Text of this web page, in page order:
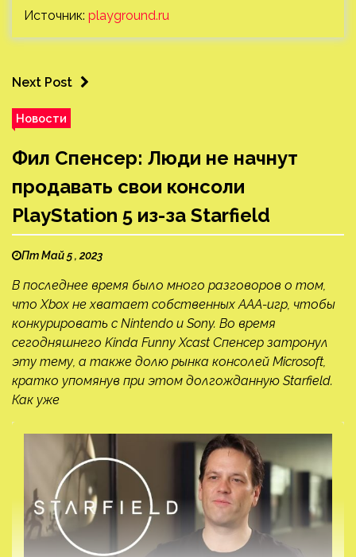
Источник: playground.ru
Next Post
Новости
Фил Спенсер: Люди не начнут
продавать свои консоли
PlayStation 5 из-за Starfield
Пт Май 5 , 2023
В последнее время было много разговоров о том,
что Xbox не хватает собственных AAA-игр, чтобы
конкурировать с Nintendo и Sony. Во время
сегодняшнего Kinda Funny Xcast Спенсер затронул
эту тему, а также долю рынка консолей Microsoft,
кратко упомянув при этом долгожданную Starfield.
Как уже